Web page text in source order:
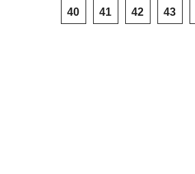
40 41 42 43